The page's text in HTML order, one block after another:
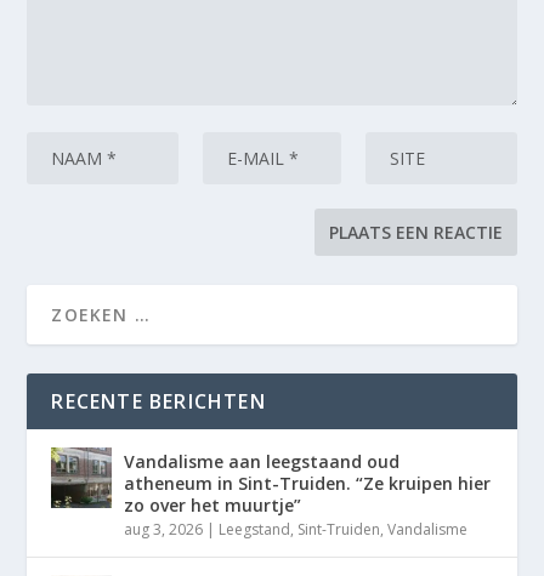
RECENTE BERICHTEN
Vandalisme aan leegstaand oud
atheneum in Sint-Truiden. “Ze kruipen hier
zo over het muurtje”
aug 3, 2026 | Leegstand, Sint-Truiden,Vandalisme